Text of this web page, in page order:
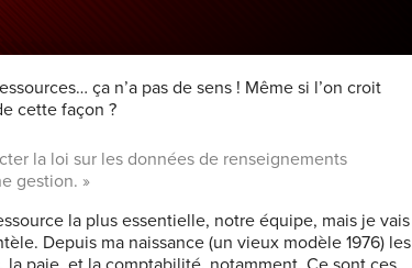
ça n’a pas de sens ! Même si l’on croit
cette façon ?
la loi sur les données de renseignements
gestion. »
la plus essentielle, notre équipe, mais je vais
Depuis ma naissance (un vieux modèle 1976) les